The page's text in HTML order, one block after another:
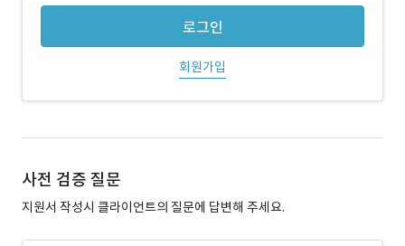
로그인
회원가입
사전 검증 질문
지원서 작성시 클라이언트의 질문에 답변해 주세요.